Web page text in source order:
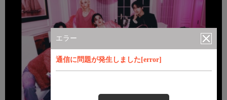
エラー
通信に問題が発生しました[error]